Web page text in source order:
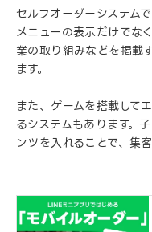
セルフオーダーシステム
メニューの表示だけでな
業の取り組みなどを掲載
ます。
また、ゲームを搭載して
るシステムもあります。
ンツを入れることで、集